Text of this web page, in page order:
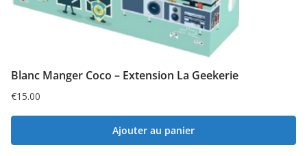
Blanc Manger Coco – Extension La Geekerie
€15.00
Ajouter au panier